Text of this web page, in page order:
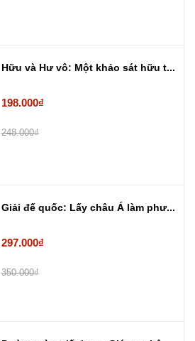
Hữu và Hư vô: Một khảo sát hữu t...
198.000₫
248.000₫
Giải đế quốc: Lấy châu Á làm phư...
297.000₫
350.000₫